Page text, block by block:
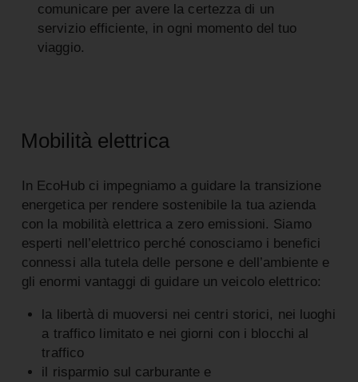
comunicare per avere la certezza di un
servizio efficiente, in ogni momento del tuo
viaggio.
Mobilità elettrica
In EcoHub ci impegniamo a guidare la transizione
energetica per rendere sostenibile la tua azienda
con la mobilità elettrica a zero emissioni. Siamo
esperti nell’elettrico perché conosciamo i benefici
connessi alla tutela delle persone e dell’ambiente e
gli enormi vantaggi di guidare un veicolo elettrico:
la libertà di muoversi nei centri storici, nei luoghi
a traffico limitato e nei giorni con i blocchi al
traffico
il risparmio sul carburante e